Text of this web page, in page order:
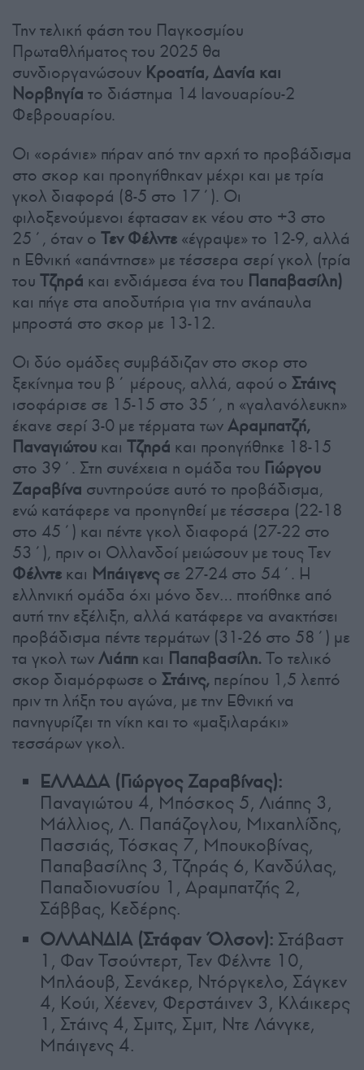
Την τελική φάση του Παγκοσμίου
Πρωταθλήματος του 2025 θα
συνδιοργανώσουν Κροατία, Δανία και
Νορβηγία το διάστημα 14 Ιανουαρίου-2
Φεβρουαρίου.
Οι «οράνιε» πήραν από την αρχή το προβάδισμα
στο σκορ και προηγήθηκαν μέχρι και με τρία
γκολ διαφορά (8-5 στο 17΄). Οι
φιλοξενούμενοι έφτασαν εκ νέου στο +3 στο
25΄, όταν ο Τεν Φέλντε «έγραψε» το 12-9, αλλά
η Εθνική «απάντησε» με τέσσερα σερί γκολ (τρία
του Τζηρά και ενδιάμεσα ένα του Παπαβασίλη)
και πήγε στα αποδυτήρια για την ανάπαυλα
μπροστά στο σκορ με 13-12.
Οι δύο ομάδες συμβάδιζαν στο σκορ στο
ξεκίνημα του β΄ μέρους, αλλά, αφού ο Στάινς
ισοφάρισε σε 15-15 στο 35΄, η «γαλανόλευκη»
έκανε σερί 3-0 με τέρματα τωνΑραμπατζή,
Παναγιώτου και Τζηρά και προηγήθηκε 18-15
στο 39΄. Στη συνέχεια η ομάδα του Γιώργου
Ζαραβίνα συντηρούσε αυτό το προβάδισμα,
ενώ κατάφερε να προηγηθεί με τέσσερα (22-18
στο 45΄) και πέντε γκολ διαφορά (27-22 στο
53΄), πριν οι Ολλανδοί μειώσουν με τους Τεν
Φέλντε και Μπάιγενςσε 27-24 στο 54΄. Η
ελληνική ομάδα όχι μόνο δεν… πτοήθηκε από
αυτή την εξέλιξη, αλλά κατάφερε να ανακτήσει
προβάδισμα πέντε τερμάτων (31-26 στο 58΄) με
τα γκολ τωνΛιάπη και Παπαβασίλη. Το τελικό
σκορ διαμόρφωσε ο Στάινς, περίπου 1,5 λεπτό
πριν τη λήξη του αγώνα, με την Εθνική να
πανηγυρίζει τη νίκη και το «μαξιλαράκι»
τεσσάρων γκολ.
ΕΛΛΑΔΑ (Γιώργος Ζαραβίνας):
Παναγιώτου 4, Μπόσκος 5, Λιάπης 3,
Μάλλιος, Λ. Παπάζογλου, Μιχαηλίδης,
Πασσιάς, Τόσκας 7, Μπουκοβίνας,
Παπαβασίλης 3, Τζηράς 6, Κανδύλας,
Παπαδιονυσίου 1, Αραμπατζής 2,
Σάββας, Κεδέρης.
ΟΛΛΑΝΔΙΑ (Στάφαν Όλσον): Στάβαστ
1, Φαν Τσούντερτ, Τεν Φέλντε 10,
Μπλάουβ, Σενάκερ, Ντόργκελο, Σάγκεν
4, Κούι, Χέενεν, Φερστάινεν 3, Κλάικερς
1, Στάινς 4, Σμιτς, Σμιτ, Ντε Λάνγκε,
Μπάιγενς 4.